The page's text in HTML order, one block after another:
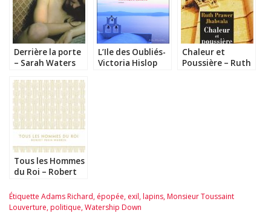
Derrière la porte
– Sarah Waters
L’Ile des Oubliés-
Victoria Hislop
Chaleur et
Poussière – Ruth
Tous les Hommes
du Roi – Robert
Étiquette Adams Richard, épopée, exil,lapins,Monsieur Toussaint
Louverture,politique,Watership Down